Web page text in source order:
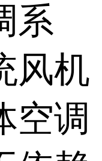
系
风机
空调